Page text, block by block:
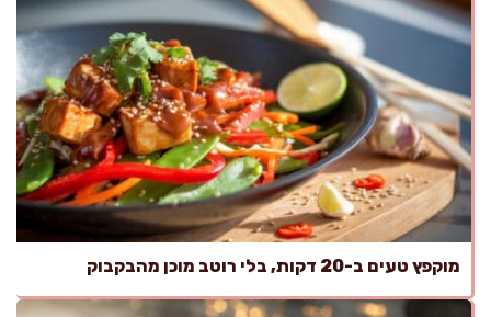
מוקפץ טעים ב-20 דקות, בלי רוטב מוכן מהבקבוק